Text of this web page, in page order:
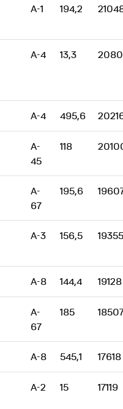
A-1 194,2
A-4 13,3
A-4 495,6
A-
45
118
A-
67
195,6
A-3 156,5 19355
A-8 144,4 19128
A-
67
185
A-8 545,1 17618
A-2 15 17119